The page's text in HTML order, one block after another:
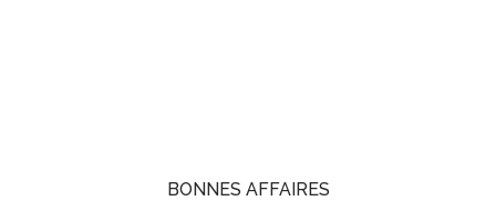
BONNES AFFAIRES